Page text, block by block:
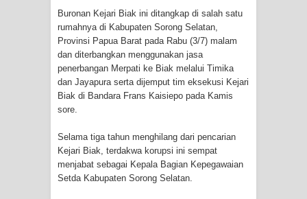
Lima Rumah Pribadi Terbakar Di
Hamadi Jayapura Selatan
Gempa M3,3 Guncang Nabire, BMKG
Mama-Mama Pasar Lama Sentani
Protes Tumpukan Sampah dengan
Buronan Kejari Biak ini ditangkap di salah satu
rumahnya di Kabupaten Sorong Selatan,
Provinsi Papua Barat pada Rabu (3/7) malam
dan diterbangkan menggunakan jasa
penerbangan Merpati ke Biak melalui Timika
dan Jayapura serta dijemput tim eksekusi Kejari
Biak di Bandara Frans Kaisiepo pada Kamis
sore.
Selama tiga tahun menghilang dari pencarian
Kejari Biak, terdakwa korupsi ini sempat
menjabat sebagai Kepala Bagian Kepegawaian
Setda Kabupaten Sorong Selatan.